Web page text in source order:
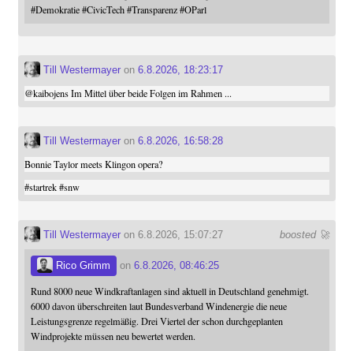
#Demokratie #CivicTech #Transparenz #OParl
Till Westermayeron 6.8.2026, 18:23:17
@kaibojensIm Mittel über beide Folgen im Rahmen ...
Till Westermayeron 6.8.2026, 16:58:28
Bonnie Taylor meets Klingon opera?
#startrek #snw
boosted 🚀
Till Westermayeron 6.8.2026, 15:07:27
Rico Grimm on 6.8.2026, 08:46:25
Rund 8000 neue Windkraftanlagen sind aktuell in Deutschland genehmigt.
6000 davon überschreiten laut Bundesverband Windenergie die neue
Leistungsgrenze regelmäßig. Drei Viertel der schon durchgeplanten
Windprojekte müssen neu bewertet werden.